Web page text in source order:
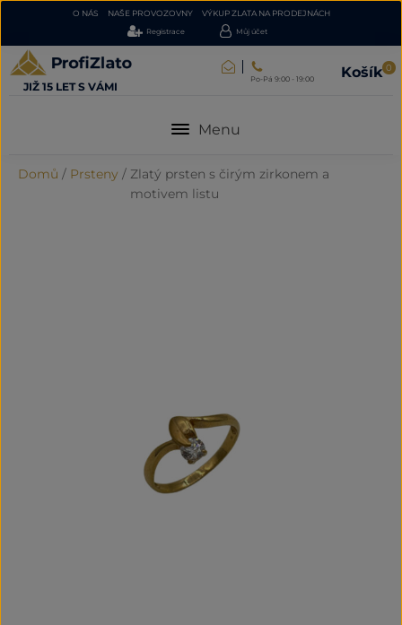
O NÁS NAŠE PROVOZOVNY VÝKUP ZLATA NA PRODEJNÁCH
Registrace Můj účet
JIŽ 15 LET S VÁMI
Po-Pá 9:00 - 19:00 Košík 0
Menu
Domů / Prsteny / Zlatý prsten s čirým zirkonem a
motivem listu